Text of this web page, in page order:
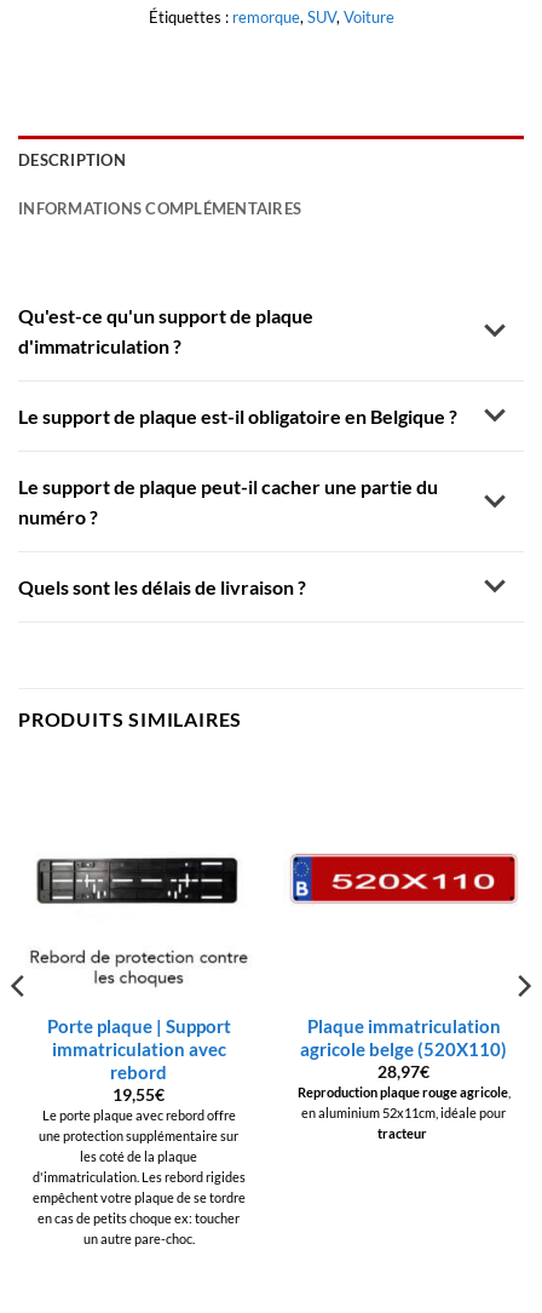
Étiquettes : remorque, SUV, Voiture
DESCRIPTION
INFORMATIONS COMPLÉMENTAIRES
Qu'est-ce qu'un support de plaque
d'immatriculation ?
Le support de plaque est-il obligatoire en Belgique ?
Le support de plaque peut-il cacher une partie du
numéro ?
Quels sont les délais de livraison ?
PRODUITS SIMILAIRES
Porte plaque | Support
immatriculation avec
rebord
19,55€
Le porte plaque avec rebord offre
une protection supplémentaire sur
les coté de la plaque
d'immatriculation. Les rebord rigides
empêchent votre plaque de se tordre
en cas de petits choque ex: toucher
un autre pare-choc.
Plaque immatriculation
agricole belge (520X110)
28,97€
Reproduction plaque rouge agricole,
en aluminium 52x11cm, idéale pour
tracteur